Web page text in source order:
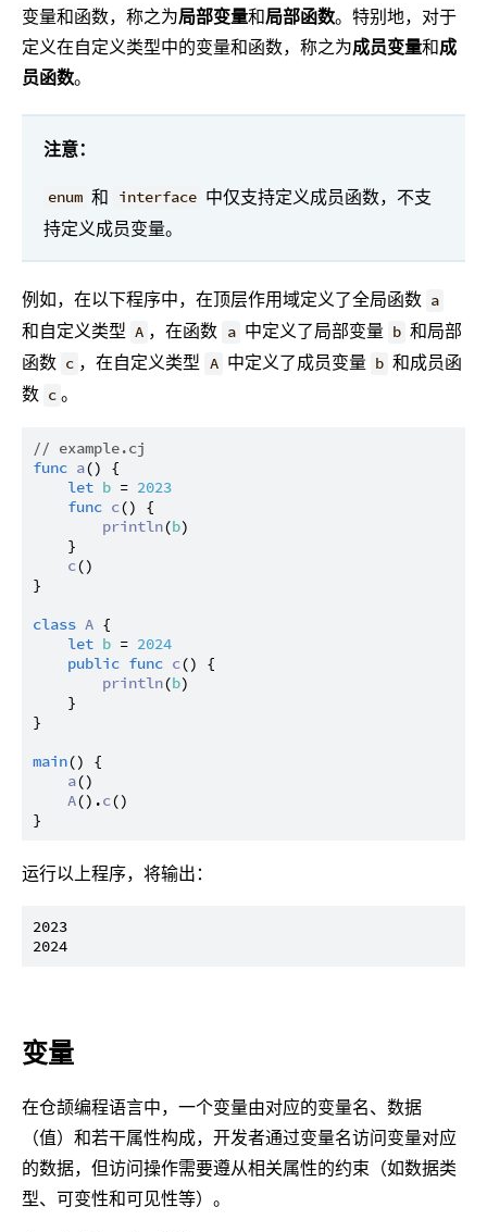
变量和函数，称之为局部变量和局部函数。特别地，对于
定义在自定义类型中的变量和函数，称之为成员变量和成
员函数。
注意：
enum 和 interface 中仅支持定义成员函数，不支
持定义成员变量。
例如，在以下程序中，在顶层作用域定义了全局函数 a
和自定义类型 A ，在函数 a 中定义了局部变量 b 和局部
函数 c ，在自定义类型 A 中定义了成员变量 b 和成员函
数 c 。
// example.cj
func a() {
let b = 2023
func c() {
println(b)
    }
c()
}
class A {
let b = 2024
public func c() {
println(b)
    }
}
main() {
a()
A().c()
运行以上程序，将输出：
2023
变量
在仓颉编程语言中，一个变量由对应的变量名、数据
（值）和若干属性构成，开发者通过变量名访问变量对应
的数据，但访问操作需要遵从相关属性的约束（如数据类
型、可变性和可见性等）。